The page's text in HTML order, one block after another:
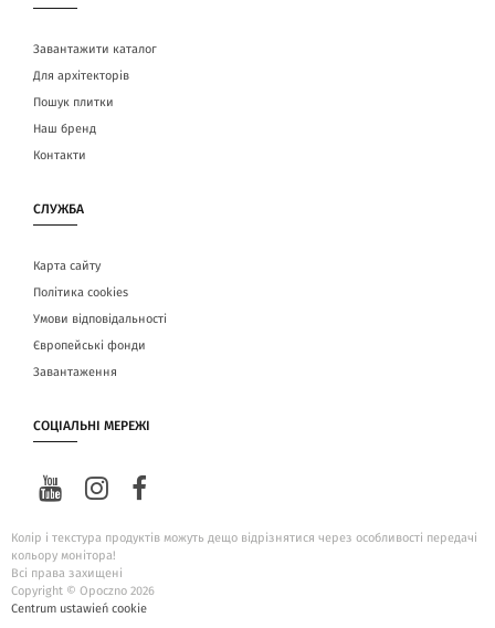
Завантажити каталог
Для архітекторів
Пошук плитки
Наш бренд
Контакти
СЛУЖБА
Карта сайту
Політика cookies
Умови відповідальності
Європейські фонди
Завантаження
СОЦІАЛЬНІ МЕРЕЖІ
Колір і текстура продуктів можуть дещо відрізнятися через особливості передачі
кольору монітора!
Всі права захищені
Copyright © Opoczno 2026
Centrum ustawień cookie